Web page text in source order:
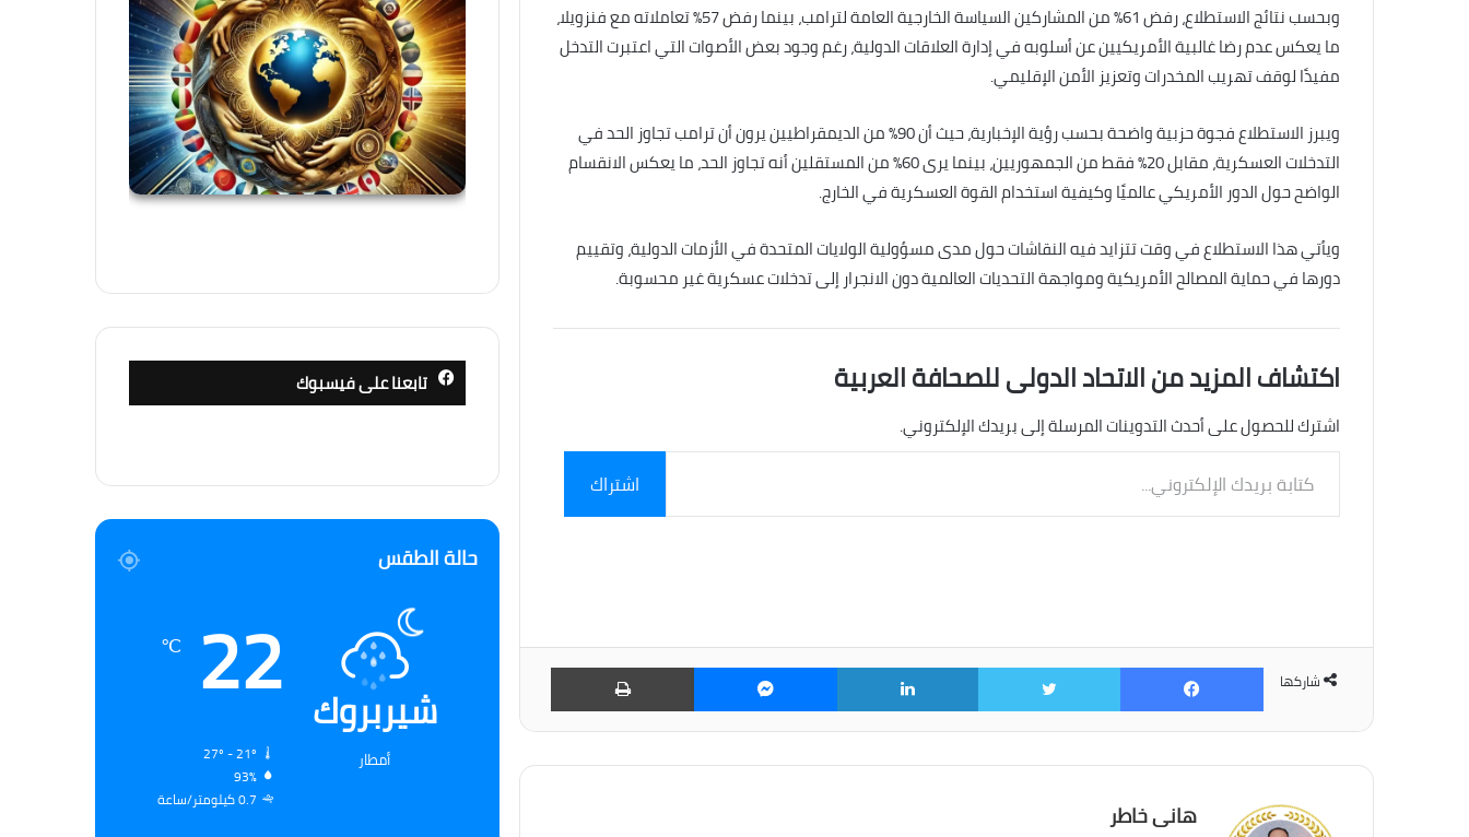
وبحسب نتائج الاستطلاع، رفض 61% من المشاركين السياسة الخارجية العامة لترامب، بينما رفض 57% تعاملاته مع فنزويلا،
ما يعكس عدم رضا غالبية الأمريكيين عن أسلوبه في إدارة العلاقات الدولية، رغم وجود بعض الأصوات التي اعتبرت التدخل
مفيدًا لوقف تهريب المخدرات وتعزيز الأمن الإقليمي.
ويبرز الاستطلاع فجوة حزبية واضحة بحسب رؤية الإخبارية، حيث أن 90% من الديمقراطيين يرون أن ترامب تجاوز الحد في
التدخلات العسكرية، مقابل 20% فقط من الجمهوريين، بينما يرى 60% من المستقلين أنه تجاوز الحد، ما يعكس الانقسام
الواضح حول الدور الأمريكي عالميًا وكيفية استخدام القوة العسكرية في الخارج.
ويأتي هذا الاستطلاع في وقت تتزايد فيه النقاشات حول مدى مسؤولية الولايات المتحدة في الأزمات الدولية، وتقييم
دورها في حماية المصالح الأمريكية ومواجهة التحديات العالمية دون الانجرار إلى تدخلات عسكرية غير محسوبة.
اكتشاف المزيد من الاتحاد الدولى للصحافة العربية
اشترك للحصول على أحدث التدوينات المرسلة إلى بريدك الإلكتروني.
الإلكتروني...
اشتراك
شاركها
هانى خاطر
تابعنا على فيسبوك
حالة الطقس
شيربروك
أمطار
22
℃
93%
0.7 كيلومتر/ساعة